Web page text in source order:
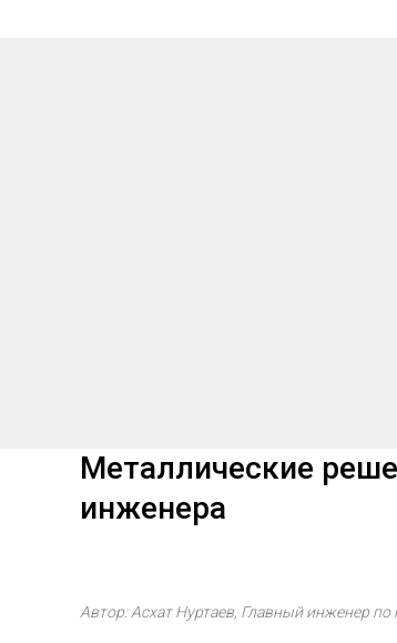
Металлические
инженера
Автор: Асхат Нуртаев, Главный инженер